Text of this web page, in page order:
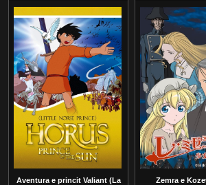
Aventura e princit Valiant (La
Zemra e